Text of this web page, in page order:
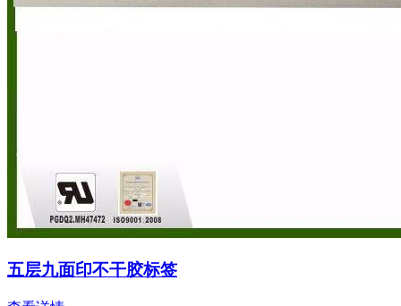
五层九面印不干胶标签